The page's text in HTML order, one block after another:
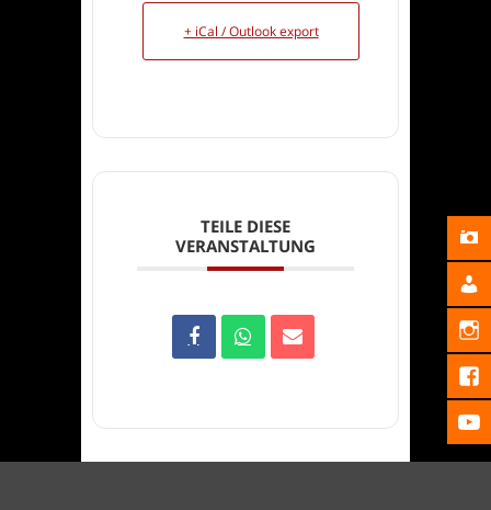
+ iCal / Outlook export
TEILE DIESE
VERANSTALTUNG